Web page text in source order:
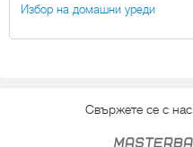
Избор на домашни уреди
Свържете се с нас